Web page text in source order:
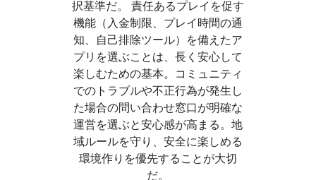
択基準だ。 責任あるプレイを促す
機能（入金制限、プレイ時間の通
知、自己排除ツール）を備えたア
プリを選ぶことは、長く安心して
楽しむための基本。コミュニティ
でのトラブルや不正行為が発生し
た場合の問い合わせ窓口が明確な
運営を選ぶと安心感が高まる。地
域ルールを守り、安全に楽しめる
環境作りを優先することが大切
だ。